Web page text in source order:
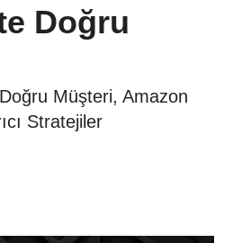
Doğru
Müşteri, Amazon
Stratejiler